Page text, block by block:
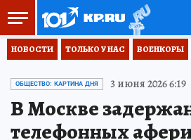
НОВОСТИ ТОЛЬКО У НАС ВОЕНКОРЫ
ОБЩЕСТВО: КАРТИНА ДНЯ 3 июня 2026 6:19
В Москве
телефонных